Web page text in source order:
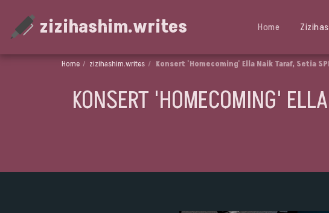
zizihashim.writes Home
Home zizihashim.writes Konsert 'Homecoming' Ella Naik Taraf, Setia
KONSERT 'HOMECOMING'